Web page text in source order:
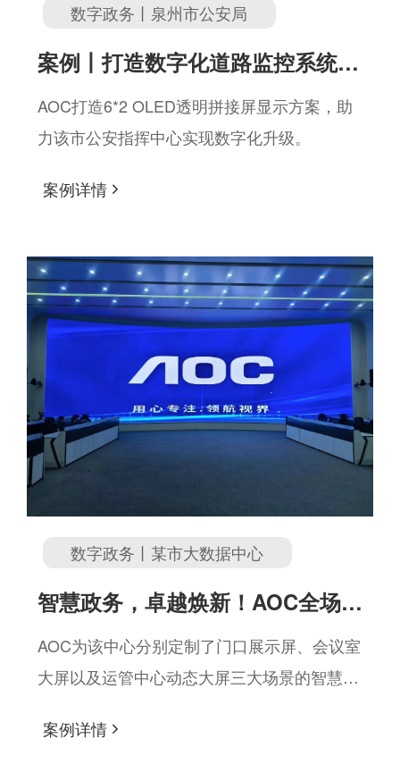
数字政务丨泉州市公安局
案例丨打造数字化道路监控系统，
AOC OLED透明拼接屏助力某市
公安局升级城市管理模式
AOC打造6*2 OLED透明拼接屏显示方案，助
力该市公安指挥中心实现数字化升级。
案例详情
数字政务丨某市大数据中心
智慧政务，卓越焕新！AOC全场景
方案赋能某市大数据中心
AOC为该中心分别定制了门口展示屏、会议室
大屏以及运管中心动态大屏三大场景的智慧显
案例详情